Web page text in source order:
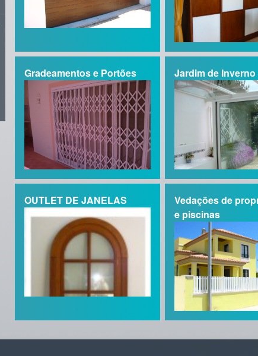
Gradeamentos e Portões Jardim de Inverno
OUTLET DE JANELAS
Vedações de
e piscinas